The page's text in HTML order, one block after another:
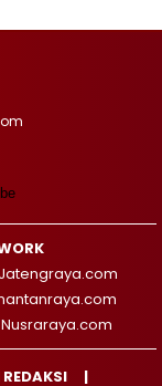
Jatengraya.com
Nusraraya.com